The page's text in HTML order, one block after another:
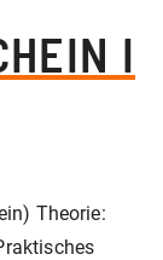
I
Theorie: